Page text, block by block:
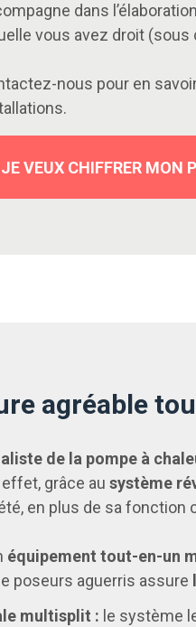
dans
vous avez droit
nous pour en
JE VEUX CHIFFRER MON
agréable
de la pompe à
grâce au système
en plus de sa
équipement tout-en-un
poseurs aguerris assure
multisplit : le système